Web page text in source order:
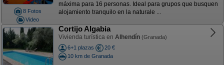
8 Fotos
Video
máxima para 16 personas. Ideal para grupos que busquen
alojamiento tranquilo en la naturale ...
Cortijo Algabia
Vivienda turística en Alhendín (Granada)
6+1 plazas
20 €
10 km de Granada